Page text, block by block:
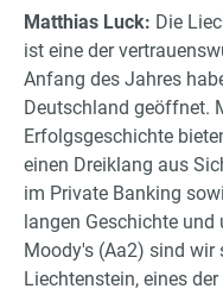
Matthias Luck: Die
ist eine der
Anfang des Jahres
Deutschland geöffnet.
Erfolgsgeschichte
einen Dreiklang aus
im Private Banking
langen Geschichte und
Moody's (Aa2) sind
Liechtenstein, eines